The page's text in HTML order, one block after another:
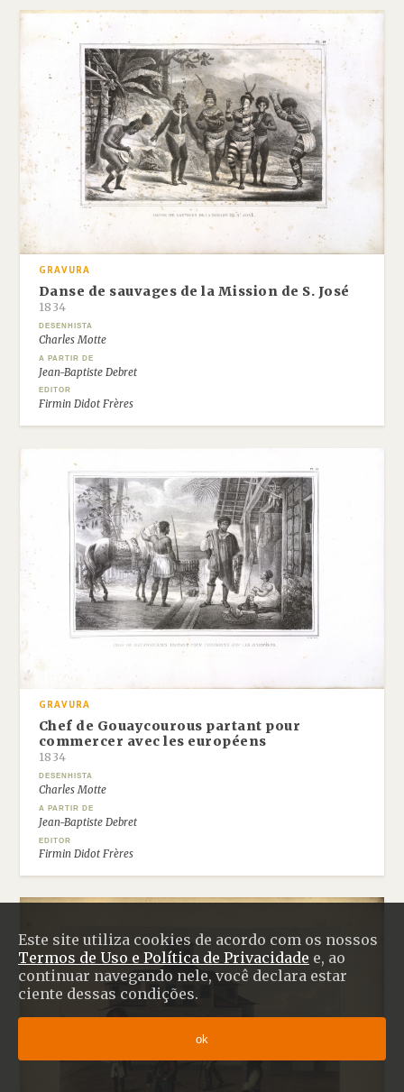
Este site utiliza cookies de acordo com os nossos
Termos de Uso e Política de Privacidade e, ao
continuar navegando nele, você declara estar
ciente dessas condições.
ok
GRAVURA
Danse de sauvages de la Mission de S. José
1834
DESENHISTA
Charles Motte
A PARTIR DE
Jean-Baptiste Debret
EDITOR
Firmin Didot Frères
GRAVURA
Chef de Gouaycourous partant pour
commercer avec les européens
1834
DESENHISTA
Charles Motte
A PARTIR DE
Jean-Baptiste Debret
EDITOR
Firmin Didot Frères